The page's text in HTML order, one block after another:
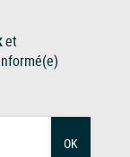
et
OK